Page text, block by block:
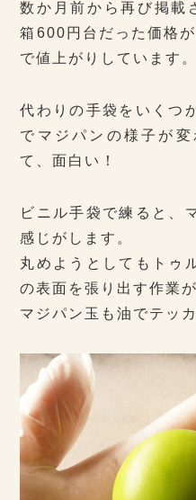
数か月前から再び掲載
箱600円台だった価格
で値上がりしています。
代わりの手袋をいくつ
でマジパンの様子が
て、面白い！
ビニル手袋で練ると、
感じがします。
丸めようとしてもトゥ
の表面を張り出す作業
マジパン玉も油でテッカ